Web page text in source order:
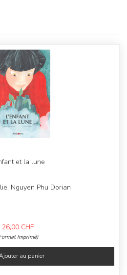
et la lune
Nguyen Phu Dorian
26,00 CHF
Imprimé)
au panier